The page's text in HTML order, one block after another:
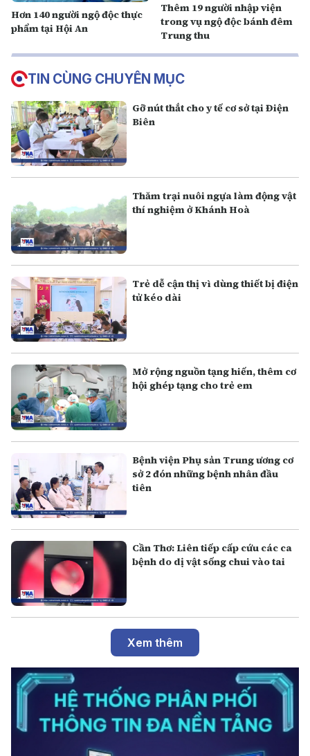
Hơn 140 người ngộ độc thực
phẩm tại Hội An
Thêm 19 người nhập viện
trong vụ ngộ độc bánh đêm
Trung thu
TIN CÙNG CHUYÊN MỤC
Gỡ nút thắt cho y tế cơ sở tại Điện
Biên
Thăm trại nuôi ngựa làm động vật
thí nghiệm ở Khánh Hoà
Trẻ dễ cận thị vì dùng thiết bị điện
tử kéo dài
Mở rộng nguồn tạng hiến, thêm cơ
hội ghép tạng cho trẻ em
Bệnh viện Phụ sản Trung ương cơ
sở 2 đón những bệnh nhân đầu
tiên
Cần Thơ: Liên tiếp cấp cứu các ca
bệnh do dị vật sống chui vào tai
Xem thêm